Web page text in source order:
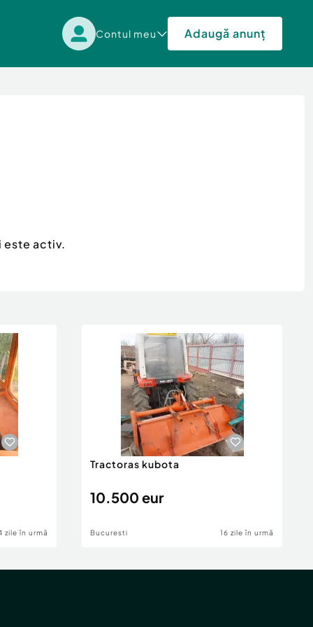
Contul meu Adaugă anunț
este activ.
zile în urmă
Tractoras kubota
10.500 eur
Bucuresti 16 zile în urmă